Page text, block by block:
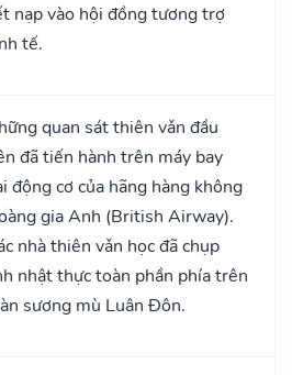
nạp vào hội đồng tương trợ
tế.
quan sát thiên vǎn đầu
đã tiến hành trên máy bay
động cơ của hãng hàng không
gia Anh (British Airway).
nhà thiên vǎn học đã chụp
nhật thực toàn phần phía trên
sương mù Luân Đôn.